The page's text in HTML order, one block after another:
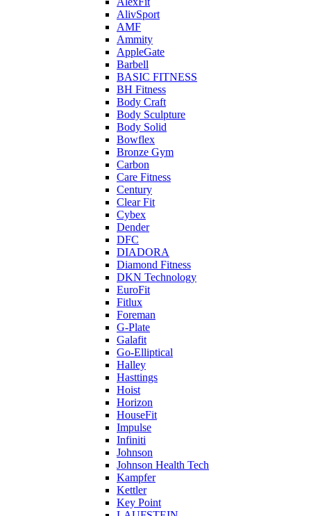
AlivSport
AMF
Ammity
AppleGate
Barbell
BASIC FITNESS
BH Fitness
Body Craft
Body Sculpture
Body Solid
Bowflex
Bronze Gym
Carbon
Care Fitness
Century
Clear Fit
Cybex
Dender
DFC
DIADORA
Diamond Fitness
DKN Technology
EuroFit
Fitlux
Foreman
G-Plate
Galafit
Go-Elliptical
Halley
Hasttings
Hoist
Horizon
HouseFit
Impulse
Infiniti
Johnson
Johnson Health Tech
Kampfer
Kettler
Key Point